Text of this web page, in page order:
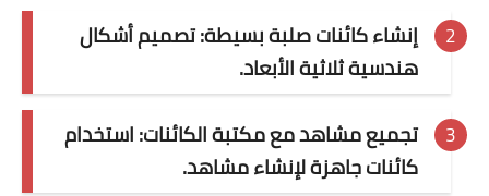
إنشاء كائنات صلبة بسيطة: تصميم أشكال
هندسية ثلاثية الأبعاد.
تجميع مشاهد مع مكتبة الكائنات: استخدام
كائنات جاهزة لإنشاء مشاهد.